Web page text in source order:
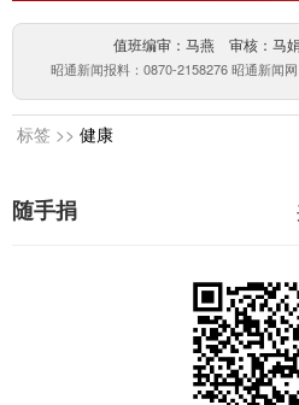
值班编审：马燕 审核：马
昭通新闻报料：0870-2158276 昭通新闻
标签 >> 健康
随手捐